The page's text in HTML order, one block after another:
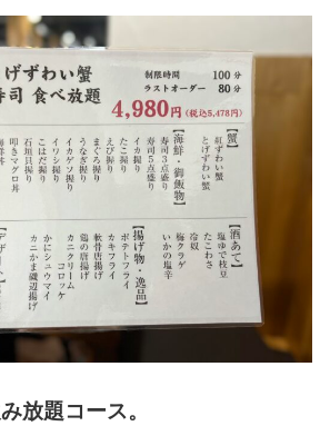
放題コース。